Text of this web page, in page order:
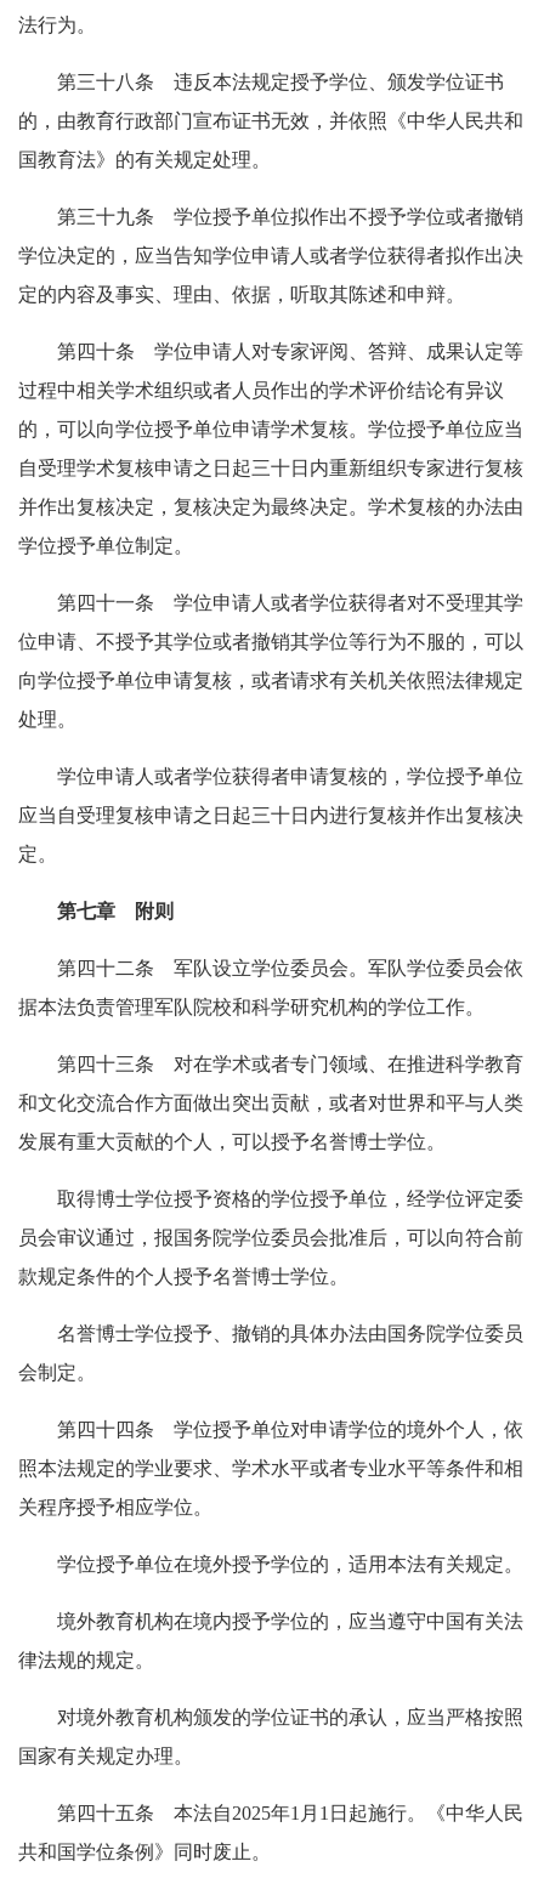
法行为。
第三十八条 违反本法规定授予学位、颁发学位证书
的，由教育行政部门宣布证书无效，并依照《中华人民共和
国教育法》的有关规定处理。
第三十九条 学位授予单位拟作出不授予学位或者撤销
学位决定的，应当告知学位申请人或者学位获得者拟作出决
定的内容及事实、理由、依据，听取其陈述和申辩。
第四十条 学位申请人对专家评阅、答辩、成果认定等
过程中相关学术组织或者人员作出的学术评价结论有异议
的，可以向学位授予单位申请学术复核。学位授予单位应当
自受理学术复核申请之日起三十日内重新组织专家进行复核
并作出复核决定，复核决定为最终决定。学术复核的办法由
学位授予单位制定。
第四十一条 学位申请人或者学位获得者对不受理其学
位申请、不授予其学位或者撤销其学位等行为不服的，可以
向学位授予单位申请复核，或者请求有关机关依照法律规定
处理。
学位申请人或者学位获得者申请复核的，学位授予单位
应当自受理复核申请之日起三十日内进行复核并作出复核决
定。
第七章 附则
第四十二条 军队设立学位委员会。军队学位委员会依
据本法负责管理军队院校和科学研究机构的学位工作。
第四十三条 对在学术或者专门领域、在推进科学教育
和文化交流合作方面做出突出贡献，或者对世界和平与人类
发展有重大贡献的个人，可以授予名誉博士学位。
取得博士学位授予资格的学位授予单位，经学位评定委
员会审议通过，报国务院学位委员会批准后，可以向符合前
款规定条件的个人授予名誉博士学位。
名誉博士学位授予、撤销的具体办法由国务院学位委员
会制定。
第四十四条 学位授予单位对申请学位的境外个人，依
照本法规定的学业要求、学术水平或者专业水平等条件和相
关程序授予相应学位。
学位授予单位在境外授予学位的，适用本法有关规定。
境外教育机构在境内授予学位的，应当遵守中国有关法
律法规的规定。
对境外教育机构颁发的学位证书的承认，应当严格按照
国家有关规定办理。
第四十五条 本法自2025年1月1日起施行。《中华人民
共和国学位条例》同时废止。